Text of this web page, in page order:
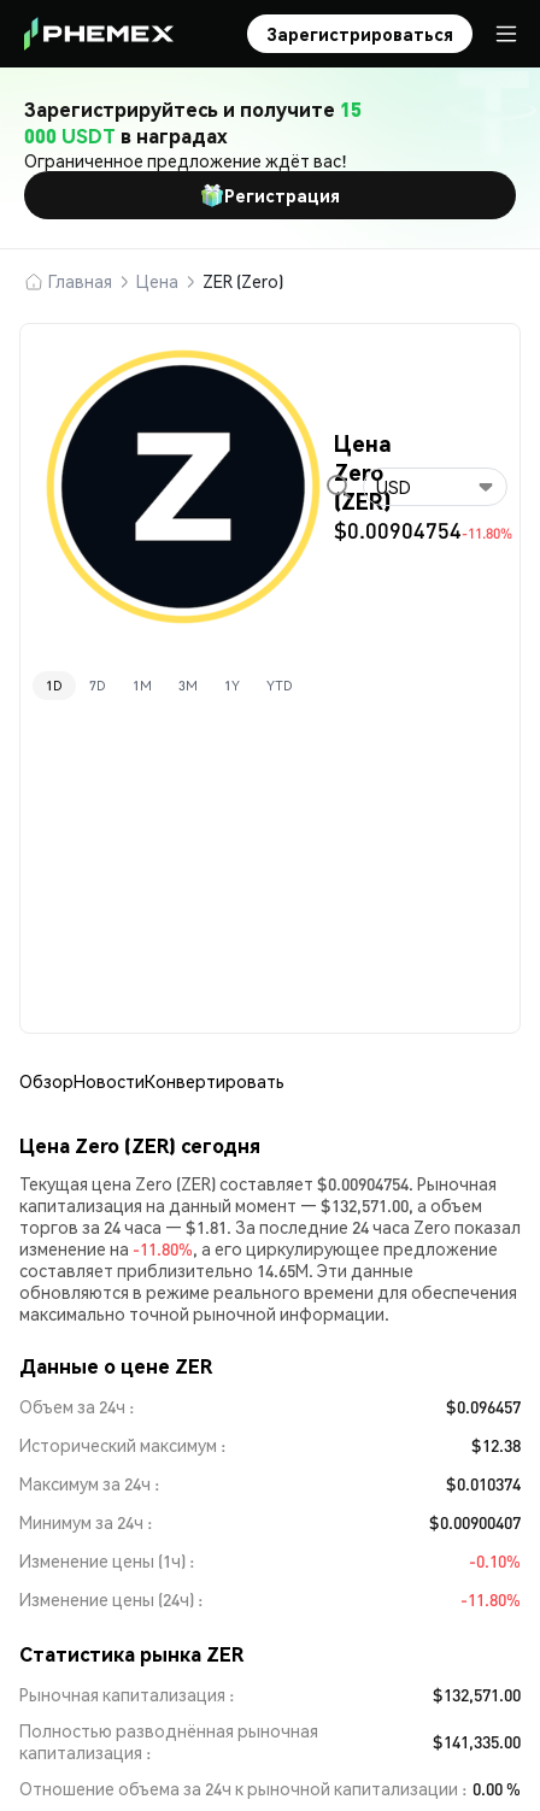
Зарегистрироваться
Зарегистрируйтесь и получите 15
000 USDT в наградах
Ограниченное предложение ждёт вас!
Регистрация
Главная Цена ZER (Zero)
Цена
Zero
(ZER)
$0.00904754-11.80%
USD
1D 7D 1M 3M 1Y YTD
ОбзорНовостиКонвертировать
Цена Zero (ZER) сегодня
Текущая цена Zero (ZER) составляет $0.00904754. Рыночная
капитализация на данный момент — $132,571.00, а объем
торгов за 24 часа — $1.81. За последние 24 часа Zero показал
изменение на -11.80%, а его циркулирующее предложение
составляет приблизительно 14.65M. Эти данные
обновляются в режиме реального времени для обеспечения
максимально точной рыночной информации.
Данные о цене ZER
Объем за 24ч
$0.096457
Исторический максимум
$12.38
Максимум за 24ч
$0.010374
Минимум за 24ч
$0.00900407
Изменение цены (1ч)
-0.10%
Изменение цены (24ч)
-11.80%
Статистика рынка ZER
Рыночная капитализация
$132,571.00
Полностью разводнённая рыночная
капитализация
$141,335.00
Отношение объема за 24ч к рыночной капитализации
0.00 %